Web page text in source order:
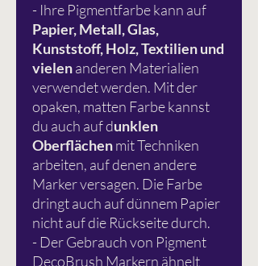
- Ihre Pigmentfarbe kann auf
Papier, Metall, Glas,
Kunststoff, Holz, Textilien und
vielenanderen Materialien
verwendet werden. Mit der
opaken, matten Farbe kannst
du auch auf dunklen
Oberflächenmit Techniken
arbeiten, auf denen andere
Marker versagen. Die Farbe
dringt auch auf dünnem Papier
nicht auf die Rückseite durch.
- Der Gebrauch von Pigment
DecoBrush Markern ähnelt